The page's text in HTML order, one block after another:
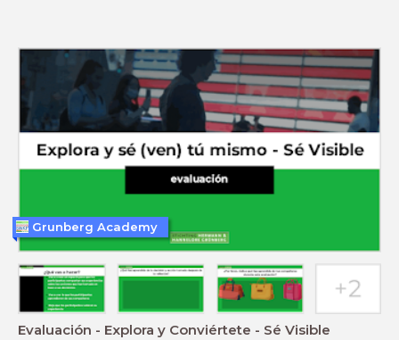
Evaluación - Explora y Conviértete - Sé Visible
Grunberg Academy